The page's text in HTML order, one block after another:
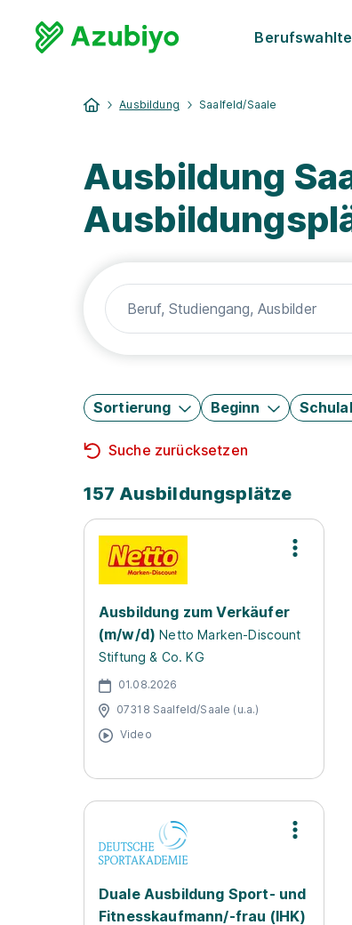
Ausbildung Saalfeld/Saale
Ausbildung
Sortierung Beginn
Suche zurücksetzen
157 Ausbildungsplätze
Ausbildung zum Verkäufer
(m/w/d) Netto Marken-Discount
Stiftung & Co. KG
01.08.2026
07318 Saalfeld/Saale (u.a.)
Video
Duale Ausbildung Sport- und
Fitnesskaufmann/-frau (IHK)